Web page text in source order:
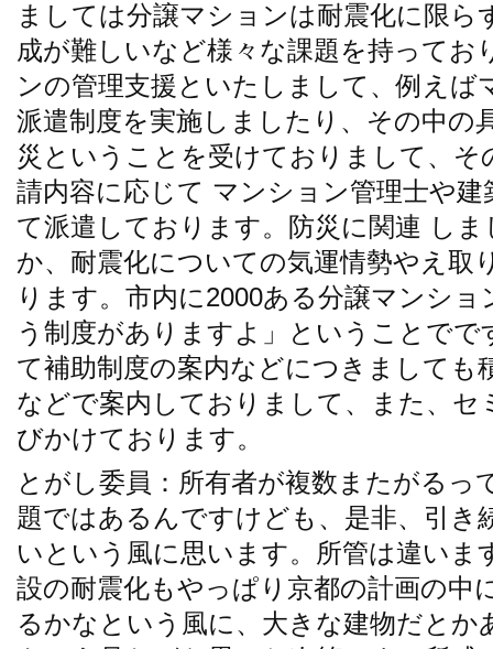
ましては分譲マションは耐震化に限ら
成が難しいなど様々な課題を持ってお
ンの管理支援といたしまして、例え
派遣制度を実施しましたり、その中の
災ということを受けておりまして、そ
請内容に応じて マンション管理士や
て派遣しております。防災に関連 し
か、耐震化についての気運情勢やえ取
ります。市内に2000ある分譲マンシ
う制度がありますよ」ということで
て補助制度の案内などにつきましても
などで案内しておりまして、また、セ
びかけております。
とがし委員：所有者が複数またがるっ
題ではあるんですけども、是非、引き
いという風に思います。所管は違いま
設の耐震化もやっぱり京都の計画の中
るかなという風に、大きな建物だとか